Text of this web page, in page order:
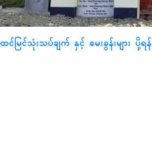
ထင်မြင်သုံးသပ်ချက် နှင့် မေးခွန်းများ ပို့ရန်